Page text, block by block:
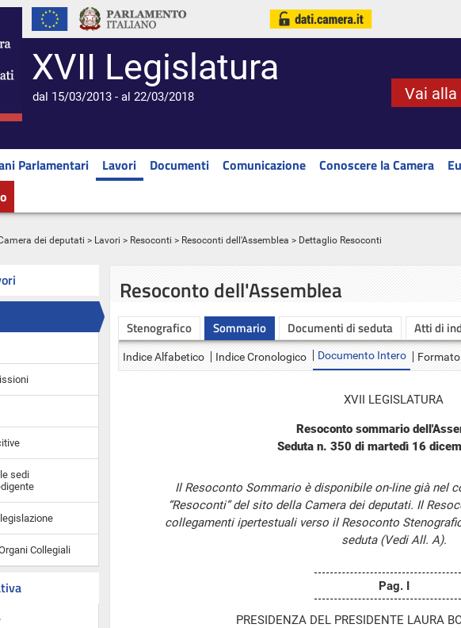
XVII Legislatura
dal 15/03/2013 - al 22/03/2018 Vai alla
Parlamentari Lavori Documenti Comunicazione Conoscere la Camera
dei deputati > Lavori > Resoconti > Resoconti dell'Assemblea > Dettaglio Resoconti
sedi
Collegiali
Resoconto dell'Assemblea
Stenografico Sommario Documenti di seduta Atti di
Indice Alfabetico Indice Cronologico Documento Intero Formato
XVII LEGISLATURA
Resoconto sommario
Seduta n. 350 di martedì 16
Il Resoconto Sommario è disponibile on-line già nel
“Resoconti” del sito della Camera dei deputati. Il
collegamenti ipertestuali verso il Resoconto
seduta (Vedi All. A).
Pag. I
PRESIDENZA DEL PRESIDENTE LAURA